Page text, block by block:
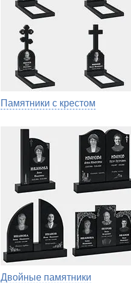
Памятники с крестом
Двойные памятники